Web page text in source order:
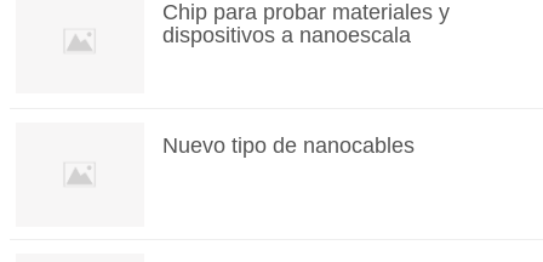
Chip para probar materiales y
dispositivos a nanoescala
Nuevo tipo de nanocables